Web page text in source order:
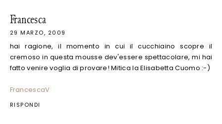
Francesca
29 MARZO, 2009
hai ragione, il momento in cui il cucchiaino scopre il
cremoso in questa mousse dev'essere spettacolare, mi hai
fatto venire voglia di provare! Mitica la Elisabetta Cuomo :-)
FrancescaV
RISPONDI